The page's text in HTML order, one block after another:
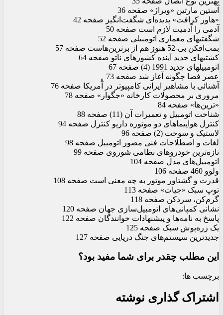
آستین مارتین «ویراژ» صفحه 36
«هاور کرافت» پدیده‌ای شگفت‌انگیز صفحه 42
آدمی را آدمیت لازم است صفحه 50
شگفتیهای معماری اتومبیلی صفحه 52
بمب‌افکن بی-52 هنوز هم از برترین‌هاست صفحه 57
کشتیهای جدید آینده کشورهای ناتو صفحه 64
اتومبیلهای جدید 1991 (4) صفحه 67
عصر فضا چگونه آغاز شد صفحه 73
آشنائی با مشاهیر ایرانی کامپیوتر در آْمریکا صفحه 76
مروری بر محصولات کارخانه «جگوار» صفحه 78
«ترین‌ها»‌ صفحه 84
شناخت اتومبیل و تعمیرات آن (11) صفحه 88
کنترل هواپیماهای دو موتوره داریو کنترل صفحه 94
لاستیک و سوخت (2) صفحه 96
لغات و اصطلاحات فنی مصور اتومبیل صفحه 98
تازه‌ترین خودروهای نظامی شوروی صفحه 99
اتومبیل‌های مدل صفحه 104
ولوو 460 صفحه 106
قدرت و گشتاور موتور به چه معنی است صفحه 108
توپ سبک «جیات» صفحه 113
گرم‌کن، سردکن صفحه 118
نشانی کمپانی‌های اتومبیل‌سازی جهان صفحه 120
پاسخ به نامه‌ها و پیشنهادات خوانندگان صفحه 122
یک زره‌پوش سبک صفحه 125
جدیدترین سیستم‌های جنگ دریایی صفحه 127
این مطلب چقدر برای شما مفید بود؟
برچسب ها:
اشتراک گذاری نوشته